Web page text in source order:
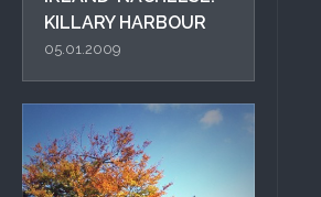
KILLARY HARBOUR
05.01.2009